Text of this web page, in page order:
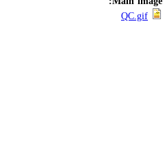
QC.gif